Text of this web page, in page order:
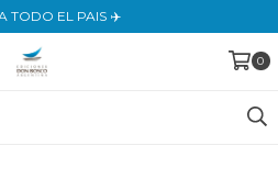
TODO EL PAIS ✈️
0